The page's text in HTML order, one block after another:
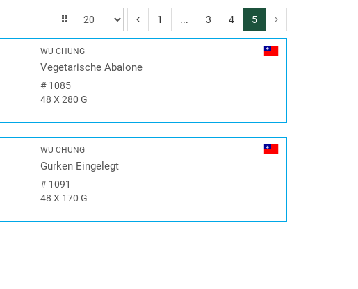
1 ... 3 4 5
WU CHUNG
Vegetarische Abalone
# 1085
48 X 280 G
WU CHUNG
Gurken Eingelegt
# 1091
48 X 170 G